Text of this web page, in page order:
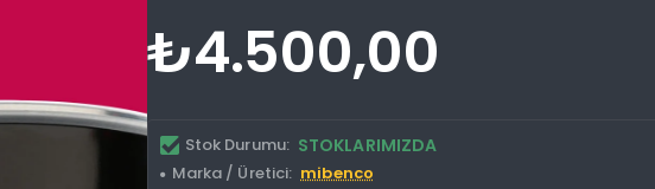
Stok Durumu: STOKLARIMIZDA
Marka / Üretici: mibenco
₺4.500,00